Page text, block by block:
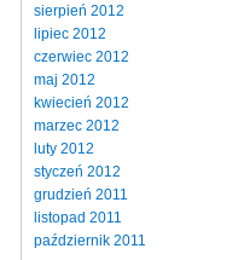
sierpień 2012
lipiec 2012
czerwiec 2012
maj 2012
kwiecień 2012
marzec 2012
luty 2012
styczeń 2012
grudzień 2011
listopad 2011
październik 2011